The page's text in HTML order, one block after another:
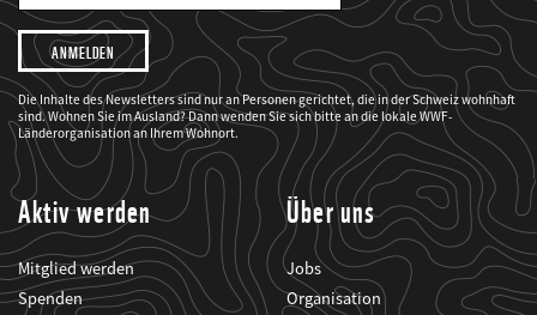
Adresse
Ich
möchte,
dass
der
WWF
mich
über
seine
Projekte
informiert.
Die Inhalte des Newsletters sind nur an Personen gerichtet, die in der Schweiz wohnhaft
sind. Wohnen Sie im Ausland? Dann wenden Sie sich bitte an die lokale WWF-
Länderorganisation an Ihrem Wohnort.
Aktiv werden
Mitglied werden
Spenden
Über uns
Jobs
Organisation